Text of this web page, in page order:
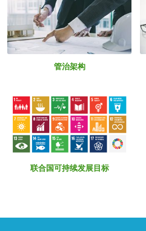
管治架构
联合国可持续发展目标